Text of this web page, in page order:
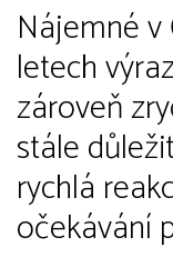
Nájemné v
letech
zároveň
stále
rychlá
očekávání